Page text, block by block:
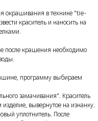
окрашивания в технике "tie-
краситель и наносить на
после крашения необходимо
программу выбираем
замачивания". Краситель
вывернутое на изнанку.
уплотнитель. После